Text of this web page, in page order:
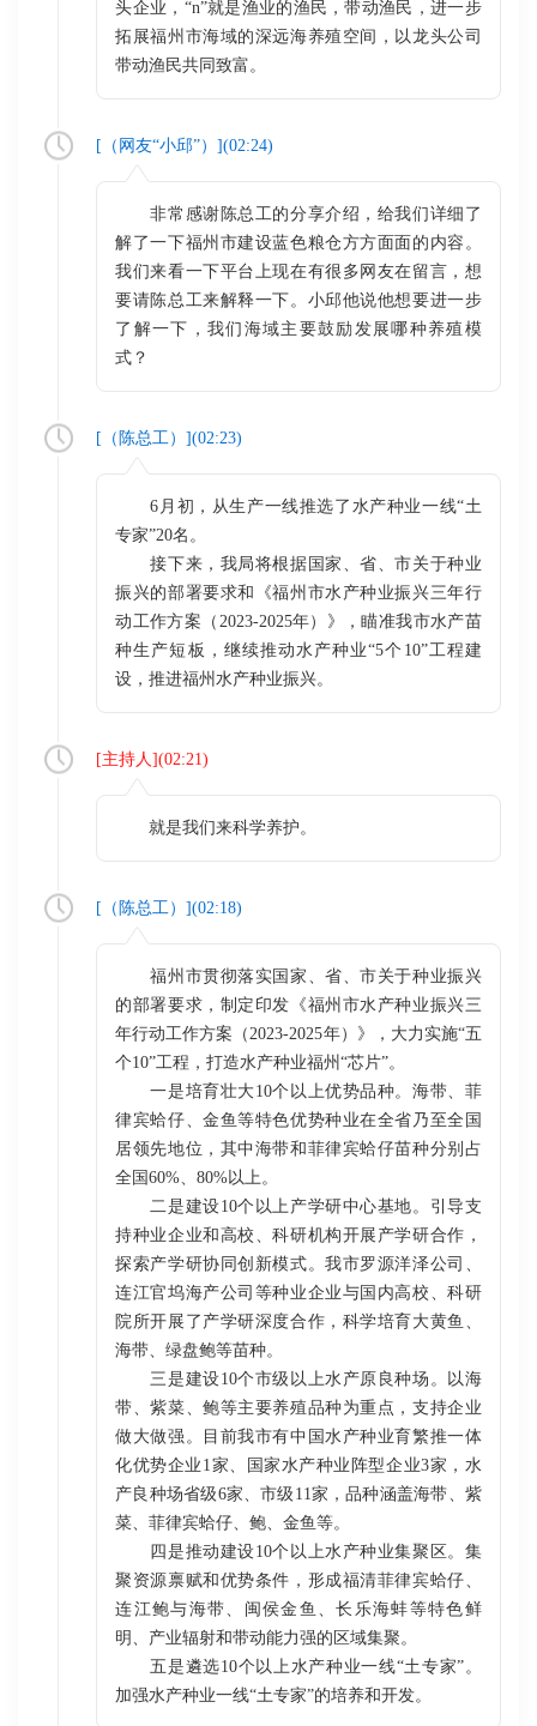
头企业，“n”就是渔业的渔民，带动渔民，进一步
拓展福州市海域的深远海养殖空间，以龙头公司
带动渔民共同致富。
[（ 网友“小邱”）](02:24)
非常感谢陈总工的分享介绍，给我们详细了
解了一下福州市建设蓝色粮仓方方面面的内容。
我们来看一下平台上现在有很多网友在留言，想
要请陈总工来解释一下。小邱他说他想要进一步
了解一下，我们海域主要鼓励发展哪种养殖模
式？
[（ 陈总工）](02:23)
6月初，从生产一线推选了水产种业一线“土
专家”20名。
接下来，我局将根据国家、省、市关于种业
振兴的部署要求和《福州市水产种业振兴三年行
动工作方案（2023-2025年）》，瞄准我市水产苗
种生产短板，继续推动水产种业“5个10”工程建
设，推进福州水产种业振兴。
[主持人](02:21)
就是我们来科学养护。
[（ 陈总工）](02:18)
福州市贯彻落实国家、省、市关于种业振兴
的部署要求，制定印发《福州市水产种业振兴三
年行动工作方案（2023-2025年）》，大力实施“五
个10”工程，打造水产种业福州“芯片”。
一是培育壮大10个以上优势品种。海带、菲
律宾蛤仔、金鱼等特色优势种业在全省乃至全国
居领先地位，其中海带和菲律宾蛤仔苗种分别占
全国60%、80%以上。
二是建设10个以上产学研中心基地。引导支
持种业企业和高校、科研机构开展产学研合作，
探索产学研协同创新模式。我市罗源洋泽公司、
连江官坞海产公司等种业企业与国内高校、科研
院所开展了产学研深度合作，科学培育大黄鱼、
海带、绿盘鲍等苗种。
三是建设10个市级以上水产原良种场。以海
带、紫菜、鲍等主要养殖品种为重点，支持企业
做大做强。目前我市有中国水产种业育繁推一体
化优势企业1家、国家水产种业阵型企业3家，水
产良种场省级6家、市级11家，品种涵盖海带、紫
菜、菲律宾蛤仔、鲍、金鱼等。
四是推动建设10个以上水产种业集聚区。集
聚资源禀赋和优势条件，形成福清菲律宾蛤仔、
连江鲍与海带、闽侯金鱼、长乐海蚌等特色鲜
明、产业辐射和带动能力强的区域集聚。
五是遴选10个以上水产种业一线“土专家”。
加强水产种业一线“土专家”的培养和开发。